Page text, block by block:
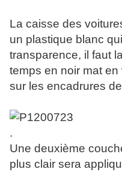
La caisse des
un plastique blanc
transparence, il faut
temps en noir mat
sur les encadrures
.
Une deuxième
plus clair sera